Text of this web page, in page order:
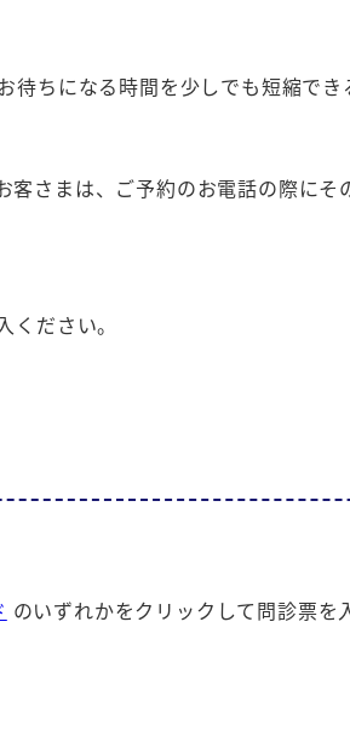
待ちになる時間を少しでも短縮で
さまは、ご予約のお電話の際にそ
ださい。
のいずれかをクリックして問診票を